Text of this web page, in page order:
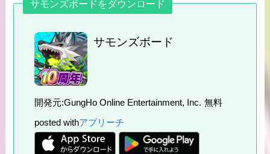
サモンズボードをダウンロード
サモンズボード
開発元:GungHo Online Entertainment, Inc. 無料
posted withアプリーチ